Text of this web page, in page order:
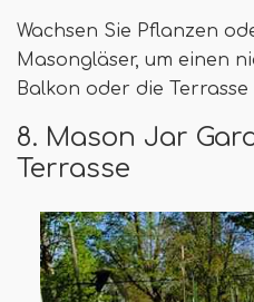
Wachsen Sie Pflanzen
Masongläser, um einen
Balkon oder die
8. Mason Jar
Terrasse